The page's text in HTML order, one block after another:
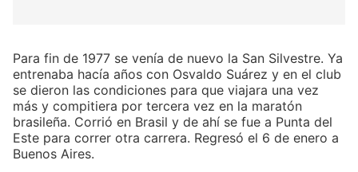
Para fin de 1977 se venía de nuevo la San Silvestre. Ya
entrenaba hacía años con Osvaldo Suárez y en el club
se dieron las condiciones para que viajara una vez
más y compitiera por tercera vez en la maratón
brasileña. Corrió en Brasil y de ahí se fue a Punta del
Este para correr otra carrera. Regresó el 6 de enero a
Buenos Aires.